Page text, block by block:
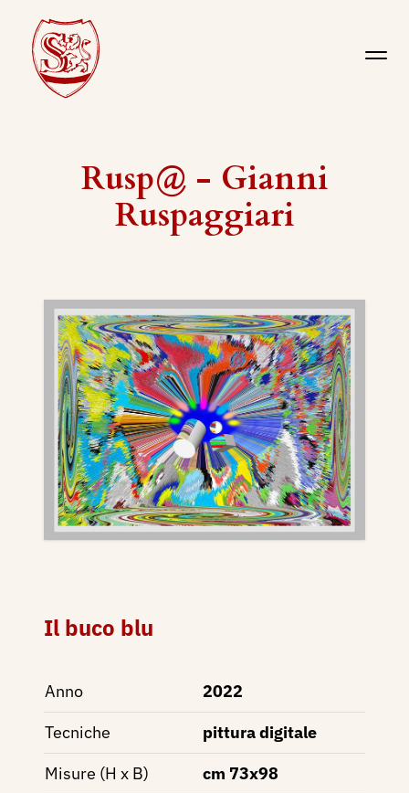
Rusp@ - Gianni
Ruspaggiari
Il buco blu
Anno
2022
Tecniche
pittura digitale
Misure (H x B)
cm 73x98